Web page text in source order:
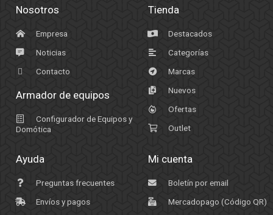
Nosotros
Empresa
Noticias
Contacto
Armador de equipos
Configurador de Equipos y
Domótica
Tienda
Destacados
Categorías
Marcas
Nuevos
Ofertas
Outlet
Ayuda
Preguntas frecuentes
Envíos y pagos
Mi cuenta
Boletín por email
Mercadopago (Código QR)